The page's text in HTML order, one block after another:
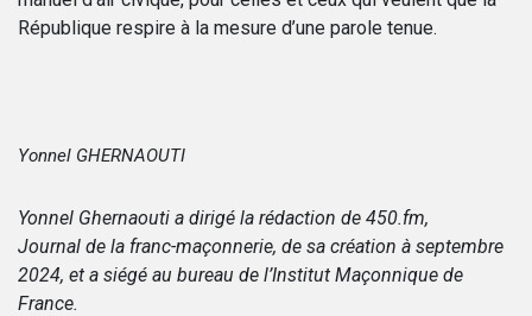
République respire à la mesure d’une parole tenue.
Yonnel GHERNAOUTI
Yonnel Ghernaouti a dirigé la rédaction de 450.fm,
Journal de la franc-maçonnerie, de sa création à septembre
2024, et a siégé au bureau de l’Institut Maçonnique de
France.